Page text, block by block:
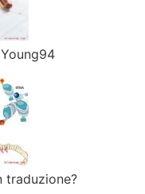
traduzione?